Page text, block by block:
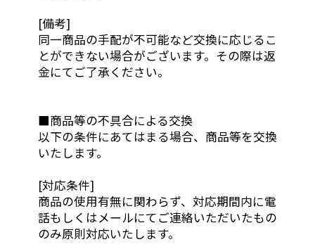
[備考]
同一商品の手配が不可能など交換に応じるこ
とができない場合がございます。その際は返
金にてご了承ください。
■商品等の不具合による交換
以下の条件にあてはまる場合、商品等を交換
いたします。
[対応条件]
商品の使用有無に関わらず、対応期間内に電
話もしくはメールにてご連絡いただいたもの
のみ原則対応いたします。